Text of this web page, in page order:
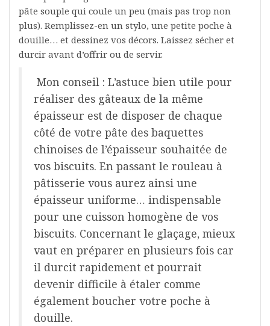
pâte souple qui coule un peu (mais pas trop non
plus). Remplissez-en un stylo, une petite poche à
douille… et dessinez vos décors. Laissez sécher et
durcir avant d’offrir ou de servir.
Mon conseil : L’astuce bien utile pour
réaliser des gâteaux de la même
épaisseur est de disposer de chaque
côté de votre pâte des baquettes
chinoises de l’épaisseur souhaitée de
vos biscuits. En passant le rouleau à
pâtisserie vous aurez ainsi une
épaisseur uniforme… indispensable
pour une cuisson homogène de vos
biscuits. Concernant le glaçage, mieux
vaut en préparer en plusieurs fois car
il durcit rapidement et pourrait
devenir difficile à étaler comme
également boucher votre poche à
douille.